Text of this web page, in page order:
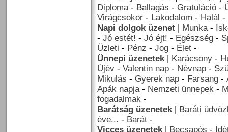
Diploma- Ballagás - Gratuláció -
Virágcsokor - Lakodalom - Halál -
Napi dolgok üzenet | Munka-
- Jó estét! - Jó éjt! - Egészség -
Üzleti - Pénz - Jog - Élet -
Ünnepi üzenetek| Karácsony -
Újév - Valentin nap - Névnap -
Mikulás - Gyerek nap - Farsang -
Apák napja- Nemzeti ünnepek -
fogadalmak -
Barátság üzenetek| Baráti
éve... - Barát -
Vicces üzenetek| Becsapós -